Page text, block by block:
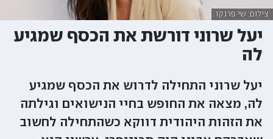
צילום: שי פרנקו
יעל שרוני דורשת את הכסף שמגיע
לה
יעל שרוני התחילה לדרוש את הכסף שמגיע
לה, מצאה את החופש בחיי הנישואים וגילתה
את הזהות היהודית דווקא כשהתחילה לחשוב